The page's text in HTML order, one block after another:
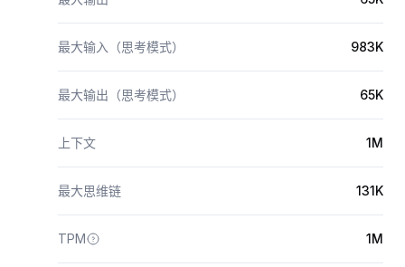
最大输入（思考模式） 983K
最大输出（思考模式） 65K
上下文 1M
最大思维链 131K
TPM 1M